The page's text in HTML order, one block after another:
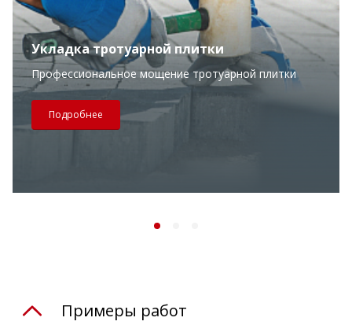
Укладка тротуарной плитки
Профессиональное мощение тротуарной плитки
Подробнее
Примеры работ